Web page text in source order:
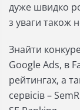
дуже швидко
з уваги також
Знайти
Google Ads, в
рейтингах, а
сервісів –